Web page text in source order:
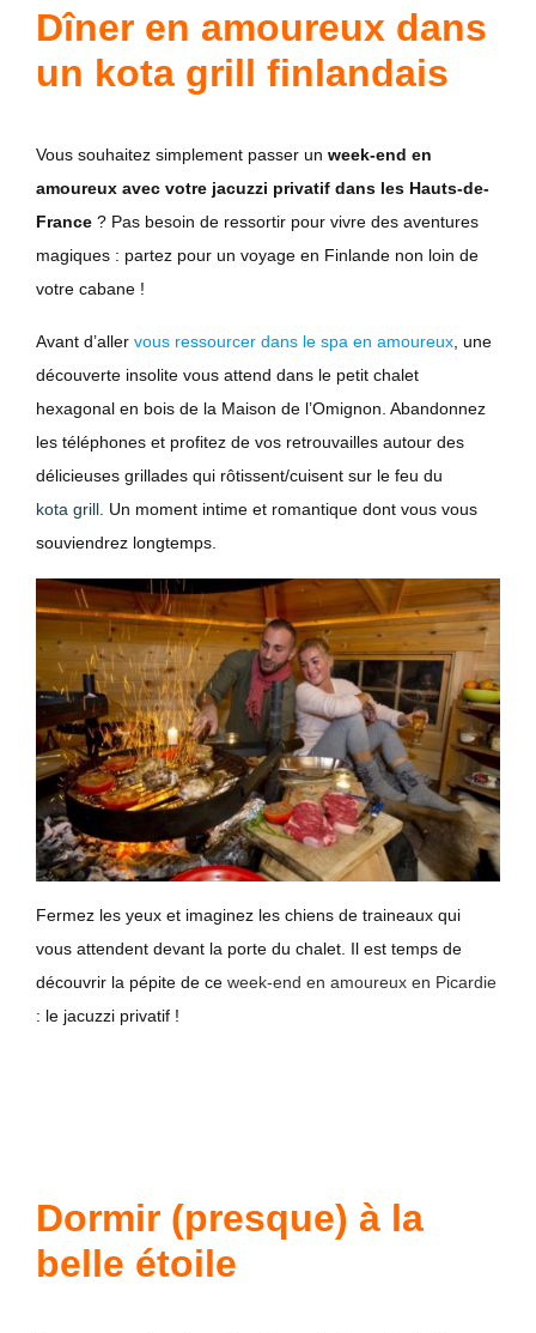
Dîner en amoureux dans
un kota grill finlandais
Vous souhaitez simplement passer un week-end en
amoureux avec votre jacuzzi privatif dans les Hauts-de-
France ? Pas besoin de ressortir pour vivre des aventures
magiques : partez pour un voyage en Finlande non loin de
votre cabane !
Avant d’aller vous ressourcer dans le spa en amoureux , une
découverte insolite vous attend dans le petit chalet
hexagonal en bois de la Maison de l’Omignon. Abandonnez
les téléphones et profitez de vos retrouvailles autour des
délicieuses grillades qui rôtissent/cuisent sur le feu du
kota grill . Un moment intime et romantique dont vous vous
souviendrez longtemps.
Fermez les yeux et imaginez les chiens de traineaux qui
vous attendent devant la porte du chalet. Il est temps de
découvrir la pépite de ce week-end en amoureux en Picardie
: le jacuzzi privatif !
Dormir (presque) à la
belle étoile